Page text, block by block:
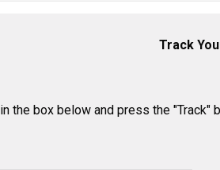
Track
the box below and press the